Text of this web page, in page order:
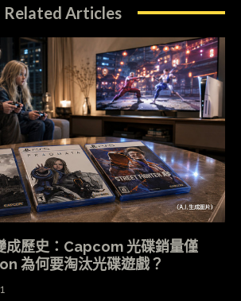
Related Articles
成歷史：Capcom 光碟銷量僅
為何要淘汰光碟遊戲？